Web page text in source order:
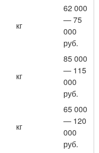
кг
62 000
— 75
000
руб.
кг
85 000
— 115
000
руб.
кг
65 000
— 120
000
руб.